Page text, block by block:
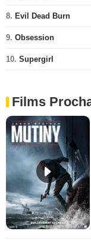
8. Evil Dead Burn
9. Obsession
10. Supergirl
Films